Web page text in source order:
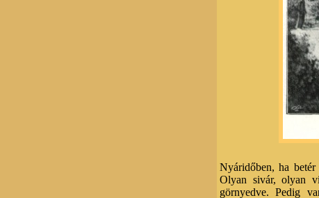
Nyáridőben, ha
Olyan sivár, olyan
görnyedve. Pedig